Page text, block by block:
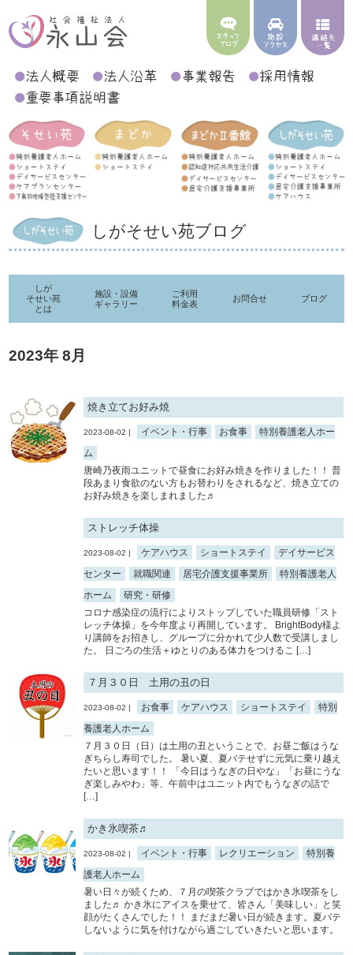
しがそせい苑ブログ
しが
そせい苑
とは
施設・設備
ギャラリー
ご利用
料金表
お問合せ ブログ
2023年 8月
焼き立てお好み焼
2023-08-02 | イベント・行事 お食事
特別養護老人ホー
ム
唐崎乃夜雨ユニットで昼食にお好み焼きを作りました！！ 普
段あまり食欲のない方もお替わりをされるなど、焼き立ての
お好み焼きを楽しまれました♬
ストレッチ体操
2023-08-02 | ケアハウス ショートステイ
デイサービス
センター
就職関連 居宅介護支援事業所
特別養護老人
ホーム
研究・研修
コロナ感染症の流行によりストップしていた職員研修「スト
レッチ体操」を今年度より再開しています。 BrightBody様よ
り講師をお招きし、グループに分かれて少人数で受講しまし
た。 日ごろの生活＋ゆとりのある体力をつけるこ […]
７月３０日 土用の丑の日
2023-08-02 | お食事 ケアハウス ショートステイ
特別
養護老人ホーム
７月３０日（日）は土用の丑ということで、お昼ご飯はうな
ぎちらし寿司でした。 暑い夏、夏バテせずに元気に乗り越え
たいと思います！！ 「今日はうなぎの日やな」「お昼にうな
ぎ楽しみやわ」等、午前中はユニット内でもうなぎの話で
[…]
かき氷喫茶♬
2023-08-02 | イベント・行事 レクリエーション
特別養
護老人ホーム
暑い日々が続くため、７月の喫茶クラブではかき氷喫茶をし
ました♬ かき氷にアイスを乗せて、皆さん「美味しい」と笑
顔がたくさんでした！！ まだまだ暑い日が続きます。夏バテ
しないように気を付けながら過ごしていきたいと思います。